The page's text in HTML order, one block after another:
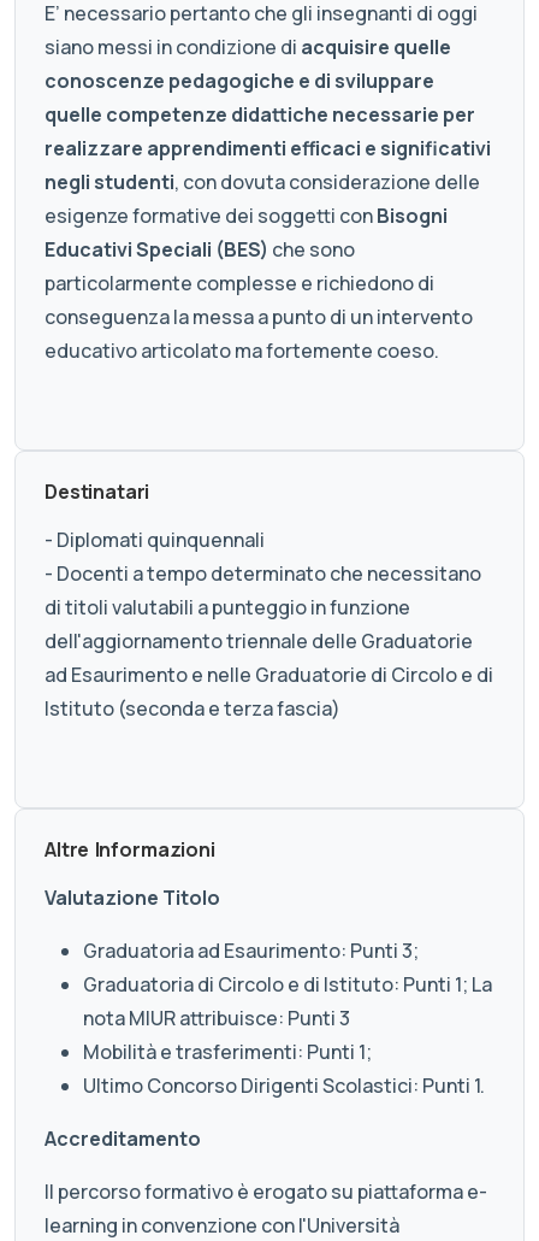
E’ necessario pertanto che gli insegnanti di oggi
siano messi in condizione di acquisire quelle
conoscenze pedagogiche e di sviluppare
quelle competenze didattiche necessarie per
realizzare apprendimenti efficaci e significativi
negli studenti, con dovuta considerazione delle
esigenze formative dei soggetti conBisogni
Educativi Speciali (BES) che sono
particolarmente complesse e richiedono di
conseguenza la messa a punto di un intervento
educativo articolato ma fortemente coeso.
Destinatari
- Diplomati quinquennali
- Docenti a tempo determinato che necessitano
di titoli valutabili a punteggio in funzione
dell'aggiornamento triennale delle Graduatorie
ad Esaurimento e nelle Graduatorie di Circolo e di
Istituto (seconda e terza fascia)
Altre Informazioni
Valutazione Titolo
Graduatoria ad Esaurimento: Punti 3;
Graduatoria di Circolo e di Istituto: Punti 1; La
nota MIUR attribuisce: Punti 3
Mobilità e trasferimenti: Punti 1;
Ultimo Concorso Dirigenti Scolastici: Punti 1.
Accreditamento
Il percorso formativo è erogato su piattaforma e-
learning in convenzione con l'Università